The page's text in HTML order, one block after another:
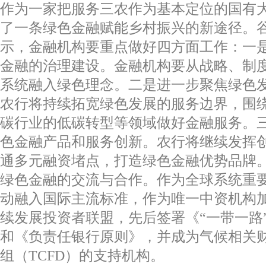
作为一家把服务三农作为基本定位的国有
了一条绿色金融赋能乡村振兴的新途径。
示，金融机构要重点做好四方面工作：一
金融的治理建设。金融机构要从战略、制
系统融入绿色理念。二是进一步聚焦绿色
农行将持续拓宽绿色发展的服务边界，围
碳行业的低碳转型等领域做好金融服务。
色金融产品和服务创新。农行将继续发挥
通多元融资堵点，打造绿色金融优势品牌
绿色金融的交流与合作。作为全球系统重
动融入国际主流标准，作为唯一中资机构
续发展投资者联盟，先后签署《“一带一
和《负责任银行原则》，并成为气候相关
组（TCFD）的支持机构。